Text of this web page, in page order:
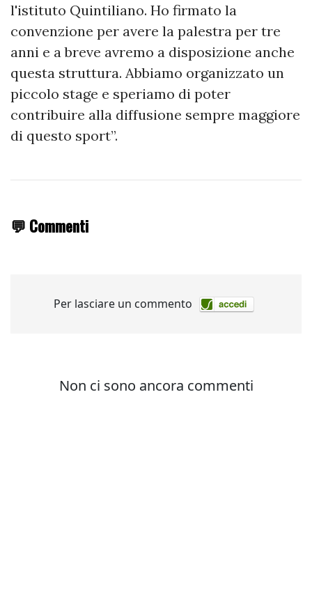
l'istituto Quintiliano. Ho firmato la
convenzione per avere la palestra per tre
anni e a breve avremo a disposizione anche
questa struttura. Abbiamo organizzato un
piccolo stage e speriamo di poter
contribuire alla diffusione sempre maggiore
di questo sport”.
💬 Commenti